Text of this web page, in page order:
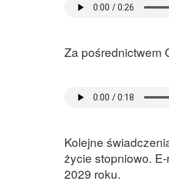
Za pośrednictwem
Kolejne
życie stopniowo.
2029 roku.